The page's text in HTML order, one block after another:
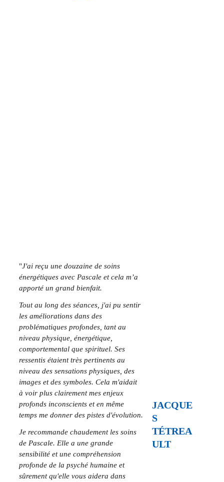
JACQUE
S
TÉTREA
ULT
"J'ai reçu une douzaine de soins
énergétiques avec Pascale et cela m’a
apporté un grand bienfait.
Tout au long des séances, j'ai pu sentir
les améliorations dans des
problématiques profondes, tant au
niveau physique, énergétique,
comportemental que spirituel. Ses
ressentis étaient très pertinents au
niveau des sensations physiques, des
images et des symboles. Cela m'aidait
à voir plus clairement mes enjeux
profonds inconscients et en même
temps me donner des pistes d'évolution.
Je recommande chaudement les soins
de Pascale. Elle a une grande
sensibilité et une compréhension
profonde de la psyché humaine et
sûrement qu'elle vous aidera dans